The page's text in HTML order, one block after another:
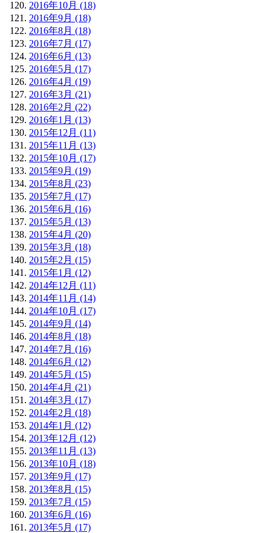
2016年10月 (18)
2016年9月 (18)
2016年8月 (18)
2016年7月 (17)
2016年6月 (13)
2016年5月 (17)
2016年4月 (19)
2016年3月 (21)
2016年2月 (22)
2016年1月 (13)
2015年12月 (11)
2015年11月 (13)
2015年10月 (17)
2015年9月 (19)
2015年8月 (23)
2015年7月 (17)
2015年6月 (16)
2015年5月 (13)
2015年4月 (20)
2015年3月 (18)
2015年2月 (15)
2015年1月 (12)
2014年12月 (11)
2014年11月 (14)
2014年10月 (17)
2014年9月 (14)
2014年8月 (18)
2014年7月 (16)
2014年6月 (12)
2014年5月 (15)
2014年4月 (21)
2014年3月 (17)
2014年2月 (18)
2014年1月 (12)
2013年12月 (12)
2013年11月 (13)
2013年10月 (18)
2013年9月 (17)
2013年8月 (15)
2013年7月 (15)
2013年6月 (16)
2013年5月 (17)